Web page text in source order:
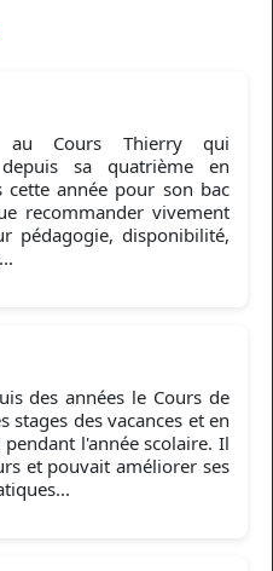
Cours Thierry qui
sa quatrième en
cette année pour son bac
recommander vivement
pédagogie, disponibilité,
des années le Cours de
stages des vacances et en
l'année scolaire. Il
et pouvait améliorer ses